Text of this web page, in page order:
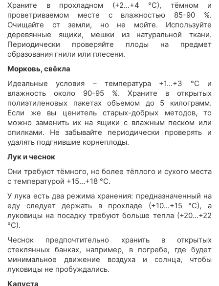
Храните в прохладном (+2...+4 °С), тёмном и
проветриваемом месте с влажностью 85-90 %.
Очищайте от земли, но не мойте. Используйте
деревянные ящики, мешки из натуральной ткани.
Периодически проверяйте плоды на предмет
образования гнили или плесени.
Морковь, свёкла
Идеальные условия – температура +1…+3 °С и
влажность около 90-95 %. Храните в открытых
полиэтиленовых пакетах объемом до 5 килограмм.
Если же вы ценитель старых-добрых методов, то
можно заменить их на ящики с влажным песком или
опилками. Не забывайте периодически проверять и
удалять подгнившие корнеплоды.
Лук и чеснок
Они требуют тёмного, но более тёплого и сухого места
с температурой +15…+18 °С.
У лука есть два режима хранения: предназначенный на
еду следует держать в прохладе (+10...+15 °С), а
луковицы на посадку требуют больше тепла (+20...+22
°С).
Чеснок предпочтительно хранить в открытых
стеклянных банках, например, в погребе, где будет
минимальное движение воздуха и солнца, чтобы
луковицы не пробуждались.
Капуста